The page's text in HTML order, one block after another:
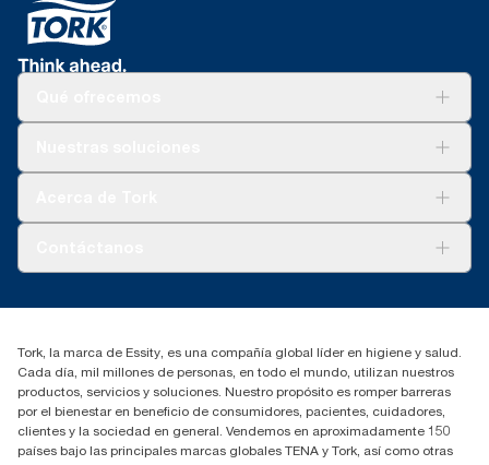
91 657 84 00
Tork, la marca de Essity, es una compañía global líder en higiene y salud.
Cada día, mil millones de personas, en todo el mundo, utilizan nuestros
productos, servicios y soluciones. Nuestro propósito es romper barreras
por el bienestar en beneficio de consumidores, pacientes, cuidadores,
clientes y la sociedad en general. Vendemos en aproximadamente 150
países bajo las principales marcas globales TENA y Tork, así como otras